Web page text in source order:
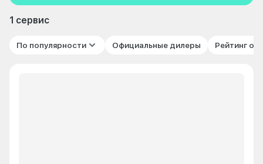
1 сервис
По популярности Официальные дилеры Рейтинг